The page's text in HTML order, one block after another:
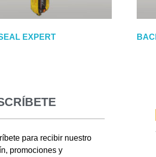
EXPERT
para recibir nuestro
promociones y